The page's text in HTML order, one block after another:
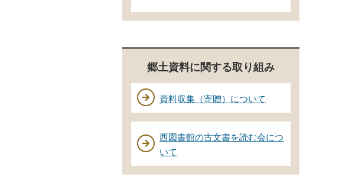
郷土資料に関する取り組み
資料収集（寄贈）について
西図書館の古文書を読む会につ
いて